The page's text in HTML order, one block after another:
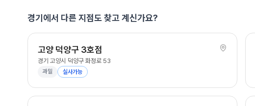
경기에서 다른 지점도 찾고 계신가요?
고양 덕양구 3호점
경기 고양시 덕양구 화정로 53
과밀 실사가능